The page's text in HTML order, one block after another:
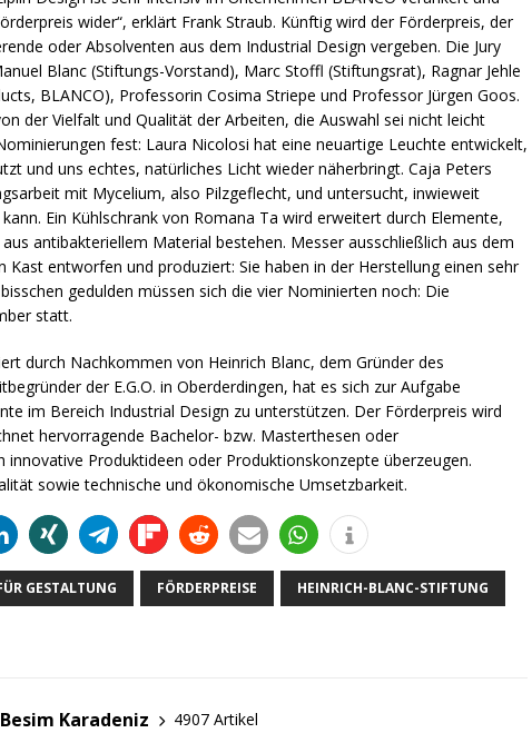
wider“, erklärt Frank Straub. Künftig wird der Förderpreis, der
oder Absolventen aus dem Industrial Design vergeben. Die Jury
Blanc (Stiftungs-Vorstand), Marc Stoffl (Stiftungsrat), Ragnar Jehle
BLANCO), Professorin Cosima Striepe und Professor Jürgen Goos.
der Vielfalt und Qualität der Arbeiten, die Auswahl sei nicht leicht
fest: Laura Nicolosi hat eine neuartige Leuchte entwickelt,
und uns echtes, natürliches Licht wieder näherbringt. Caja Peters
mit Mycelium, also Pilzgeflecht, und untersucht, inwieweit
Ein Kühlschrank von Romana Ta wird erweitert durch Elemente,
antibakteriellem Material bestehen. Messer ausschließlich aus dem
entworfen und produziert: Sie haben in der Herstellung einen sehr
gedulden müssen sich die vier Nominierten noch: Die
statt.
durch Nachkommen von Heinrich Blanc, dem Gründer des
der E.G.O. in Oberderdingen, hat es sich zur Aufgabe
im Bereich Industrial Design zu unterstützen. Der Förderpreis wird
hervorragende Bachelor- bzw. Masterthesen oder
innovative Produktideen oder Produktionskonzepte überzeugen.
sowie technische und ökonomische Umsetzbarkeit.
GESTALTUNG FÖRDERPREISE HEINRICH-BLANC-STIFTUNG
Karadeniz
4907 Artikel